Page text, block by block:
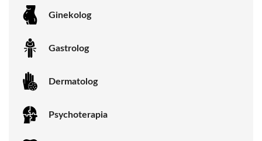
Ginekolog
Gastrolog
Dermatolog
Psychoterapia